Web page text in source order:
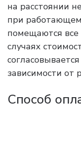
на расстоянии
при
помещаются все
случаях
зависимости от
Способ